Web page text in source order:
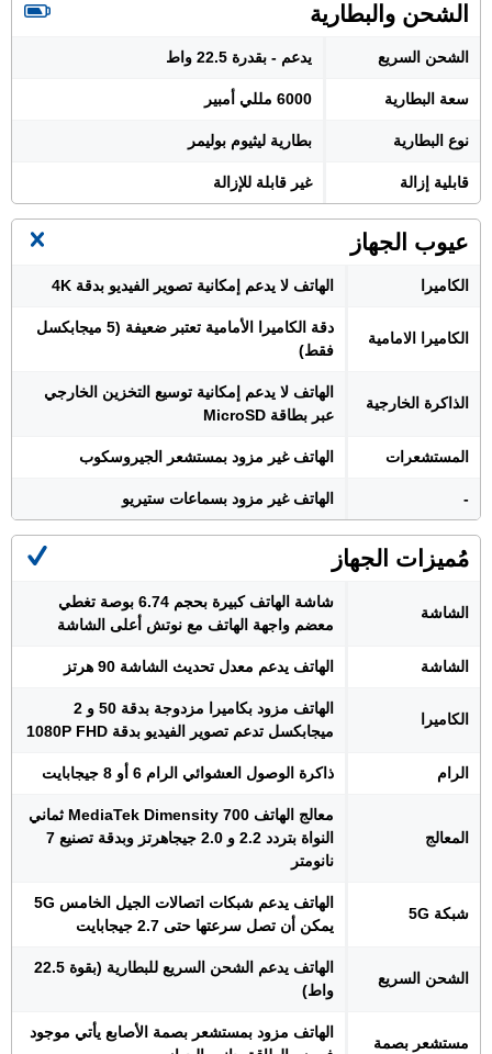
الشحن والبطارية
الشحن السريع يدعم - بقدرة 22.5 واط
سعة البطارية 6000 مللي أمبير
نوع البطارية بطارية ليثيوم بوليمر
قابلية إزالة غير قابلة للإزالة
عيوب الجهاز
الكاميرا الهاتف لا يدعم إمكانية تصوير الفيديو بدقة 4K
الكاميرا الامامية
دقة الكاميرا الأمامية تعتبر ضعيفة (5 ميجابكسل
فقط)
الذاكرة الخارجية
الهاتف لا يدعم إمكانية توسيع التخزين الخارجي
عبر بطاقة MicroSD
المستشعرات الهاتف غير مزود بمستشعر الجيروسكوب
- الهاتف غير مزود بسماعات ستيريو
مُميزات الجهاز
الشاشة
شاشة الهاتف كبيرة بحجم 6.74 بوصة تغطي
معضم واجهة الهاتف مع نوتش أعلى الشاشة
الشاشة الهاتف يدعم معدل تحديث الشاشة 90 هرتز
الكاميرا
الهاتف مزود بكاميرا مزدوجة بدقة 50 و 2
ميجابكسل تدعم تصوير الفيديو بدقة 1080P FHD
الرام ذاكرة الوصول العشوائي الرام 6 أو 8 جيجابايت
المعالج
معالج الهاتف MediaTek Dimensity 700 ثماني
النواة بتردد 2.2 و 2.0 جيجاهرتز وبدقة تصنيع 7
نانومتر
شبكة 5G
الهاتف يدعم شبكات اتصالات الجيل الخامس 5G
يمكن أن تصل سرعتها حتى 2.7 جيجابايت
الشحن السريع
الهاتف يدعم الشحن السريع للبطارية (بقوة 22.5
واط)
مستشعر بصمة
الهاتف مزود بمستشعر بصمة الأصابع يأتي موجود